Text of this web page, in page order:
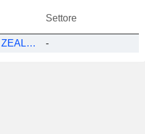
Settore
DOW JONES NEW ZEALAND(NZD) -